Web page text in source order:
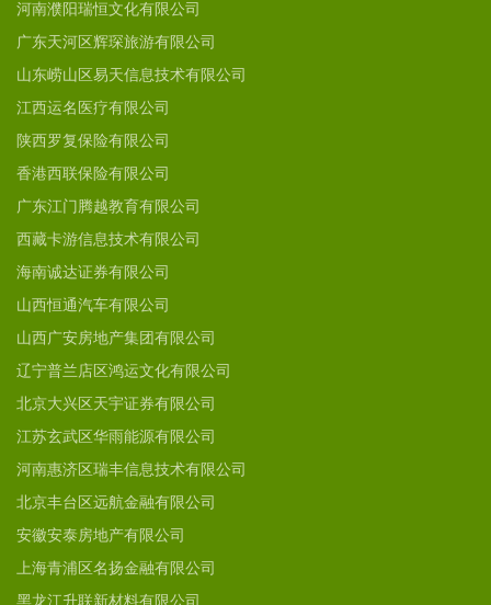
河南濮阳瑞恒文化有限公司
广东天河区辉琛旅游有限公司
山东崂山区易天信息技术有限公司
江西运名医疗有限公司
陕西罗复保险有限公司
香港西联保险有限公司
广东江门腾越教育有限公司
西藏卡游信息技术有限公司
海南诚达证券有限公司
山西恒通汽车有限公司
山西广安房地产集团有限公司
辽宁普兰店区鸿运文化有限公司
北京大兴区天宇证券有限公司
江苏玄武区华雨能源有限公司
河南惠济区瑞丰信息技术有限公司
北京丰台区远航金融有限公司
安徽安泰房地产有限公司
上海青浦区名扬金融有限公司
黑龙江升联新材料有限公司